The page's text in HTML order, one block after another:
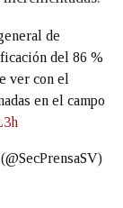
de
del 86 %
ver con el
en el campo